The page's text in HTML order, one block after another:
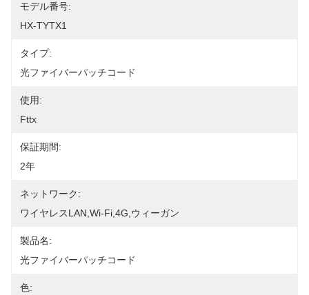
モデル番号:
HX-TYTX1
タイプ:
光ファイバーパッチコード
使用:
Fttx
保証期間:
2年
ネットワーク:
ワイヤレスLAN,Wi-Fi,4G,ウィーガン
製品名:
光ファイバーパッチコード
色: